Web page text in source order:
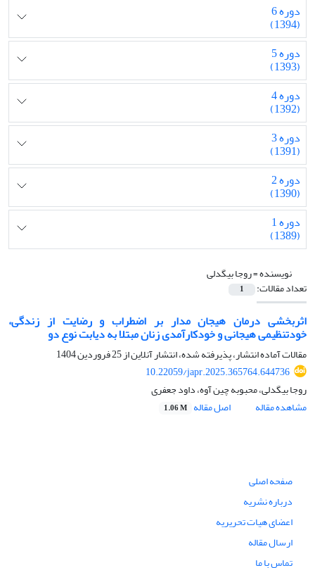
دوره 6
(1394)
دوره 5
(1393)
دوره 4
(1392)
دوره 3
(1391)
دوره 2
(1390)
دوره 1
(1389)
نویسنده =روجا بیگدلی
تعداد مقالات: 1
اثربخشی درمان هیجان مدار بر اضطراب و رضایت از زندگی،
خودتنظیمی هیجانی و خودکارآمدی زنان مبتلا به دیابت نوع دو
مقالات آماده انتشار، پذیرفته شده، انتشار آنلاین از25 فروردین 1404
10.22059/japr.2025.365764.644736
روجا بیگدلی، محبوبه چین آوه، داود جعفری
مشاهده مقاله
اصل مقاله 1.06 M
صفحه اصلی
درباره نشریه
اعضای هیات تحریریه
ارسال مقاله
تماس با ما